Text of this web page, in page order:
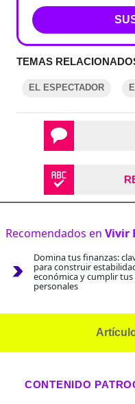
TEMAS
EL ESPECTADOR
Recomendados en Vivir
Domina tus finanzas:
para construir
económica y cumplir
personales
CONTENIDO